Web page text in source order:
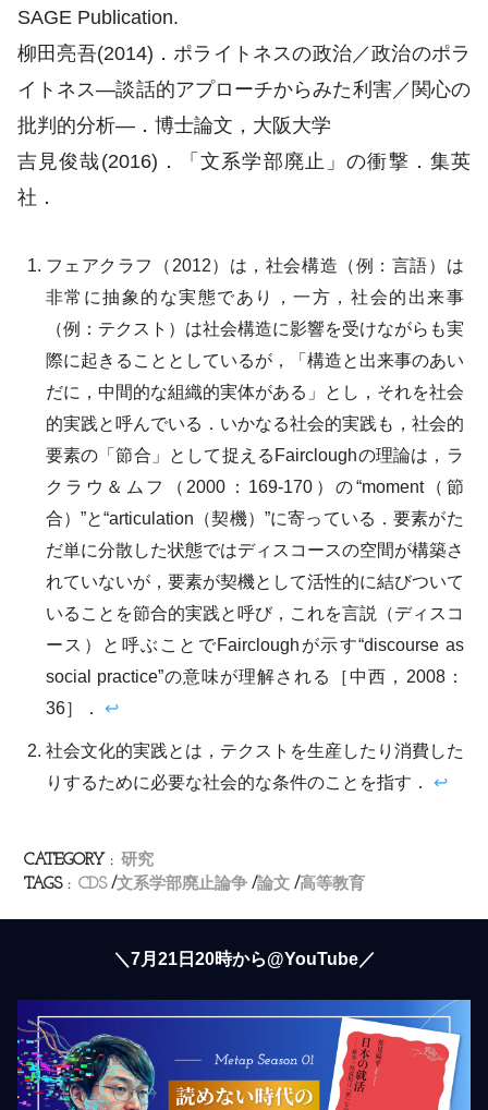
SAGE Publication.
柳田亮吾(2014)．ポライトネスの政治／政治のポラ
イトネス―談話的アプローチからみた利害／関心の
批判的分析―．博士論文，大阪大学
吉見俊哉(2016)．「文系学部廃止」の衝撃．集英
社．
フェアクラフ（2012）は，社会構造（例：言語）は
非常に抽象的な実態であり，一方，社会的出来事
（例：テクスト）は社会構造に影響を受けながらも実
際に起きることとしているが，「構造と出来事のあい
だに，中間的な組織的実体がある」とし，それを社会
的実践と呼んでいる．いかなる社会的実践も，社会的
要素の「節合」として捉えるFaircloughの理論は，ラ
クラウ＆ムフ（2000：169-170）の“moment（節
合）”と“articulation（契機）”に寄っている．要素がた
だ単に分散した状態ではディスコースの空間が構築さ
れていないが，要素が契機として活性的に結びついて
いることを節合的実践と呼び，これを言説（ディスコ
ース）と呼ぶことでFaircloughが示す“discourse as
social practice”の意味が理解される［中西，2008：
36］． ↩︎
社会文化的実践とは，テクストを生産したり消費した
りするために必要な社会的な条件のことを指す． ↩︎
CATEGORY : 研究
TAGS : CDS 文系学部廃止論争 論文 高等教育
＼7月21日20時から@YouTube／